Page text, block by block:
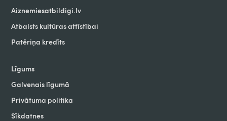
Aiznemiesatbildigi.lv
Atbalsts kultūras attīstībai
Patēriņa kredīts
Līgums
Galvenais līgumā
Privātuma politika
Sīkdatnes